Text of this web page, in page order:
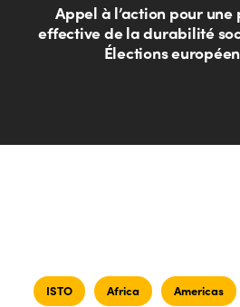
Appel à l’action pour
effective de la durabilité
Élections
ISTO Africa Americas